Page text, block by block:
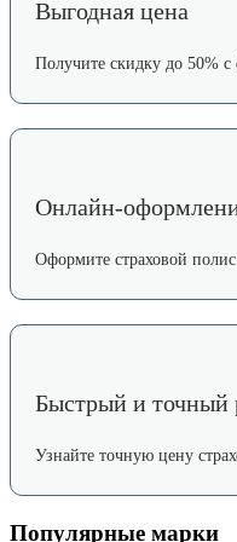
Выгодная цена
Получите скидку до 50% с
Онлайн-
Оформите страховой
Быстрый и точный
Узнайте точную цену
Популярные марки